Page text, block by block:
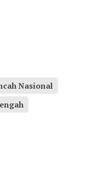
Nasional